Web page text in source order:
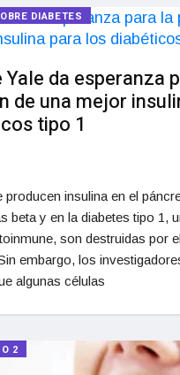
DIABETES
Yale da esperanza
de una mejor
tipo 1
producen insulina en el
beta y en la diabetes tipo 1,
son destruidas por
embargo, los
algunas células
2